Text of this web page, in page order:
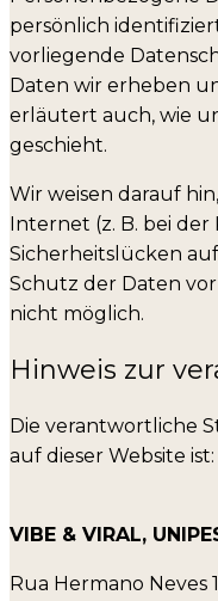
persönlich
vorliegende
Daten wir erheben
erläutert auch, wie
geschieht.
Wir weisen darauf
Internet (z. B. bei
Sicherheitslücken
Schutz der Daten
nicht möglich.
Hinweis zur
Die verantwortliche
auf dieser Website ist:
VIBE & VIRAL,
Rua Hermano Neves